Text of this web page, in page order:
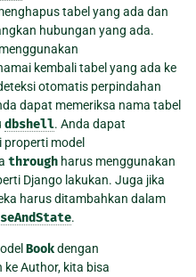
tabel yang ada dan
hubungan yang ada.
kembali tabel yang ada ke
otomatis perpindahan
dapat memeriksa nama tabel
dbshell. Anda dapat
model
through harus menggunakan
Django lakukan. Juga jika
harus ditambahkan dalam
.
Bookdengan
Author, kita bisa